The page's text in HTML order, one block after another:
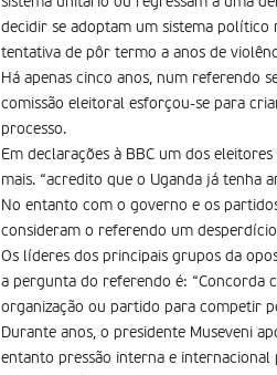
decidir se adoptam um sistema
tentativa de pôr termo a anos de
Há apenas cinco anos, num referendo
comissão eleitoral esforçou-se para
processo.
Em declarações à BBC um dos
mais. “acredito que o Uganda já tenha
No entanto com o governo e os
consideram o referendo um
Os líderes dos principais grupos da
a pergunta do referendo é: “Concorda
organização ou partido para competir
Durante anos, o presidente Museveni
entanto pressão interna e